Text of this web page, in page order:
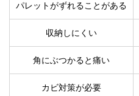
パレットがずれることがある
収納しにくい
角にぶつかると痛い
カビ対策が必要